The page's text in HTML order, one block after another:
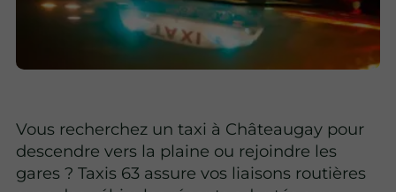
Vous recherchez un taxi à Châteaugay pour
descendre vers la plaine ou rejoindre les
gares ? Taxis 63 assure vos liaisons routières